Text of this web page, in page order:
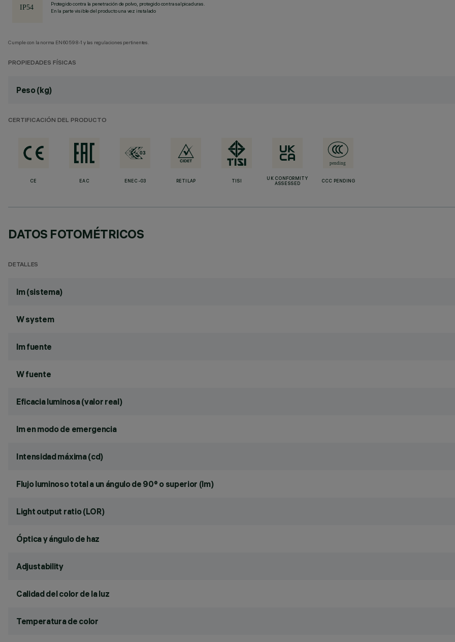
Protegido contra la penetración de polvo, protegido contra salpicaduras.
En la parte visible del producto una vez instalado
Cumple con la norma EN60598-1 y las regulaciones pertinentes.
PROPIEDADES FÍSICAS
Peso (kg)
CERTIFICACIÓN DEL PRODUCTO
CE EAC ENEC-03 RETILAP TISI
UK CONFORMITY
ASSESSED
CCC PENDING
DATOS FOTOMÉTRICOS
DETALLES
lm (sistema)
W system
lm fuente
W fuente
Eficacia luminosa (valor real)
lm en modo de emergencia
Intensidad máxima (cd)
Flujo luminoso total a un ángulo de 90° o superior (lm)
Light output ratio (LOR)
Óptica y ángulo de haz
Adjustability
Calidad del color de la luz
Temperatura de color